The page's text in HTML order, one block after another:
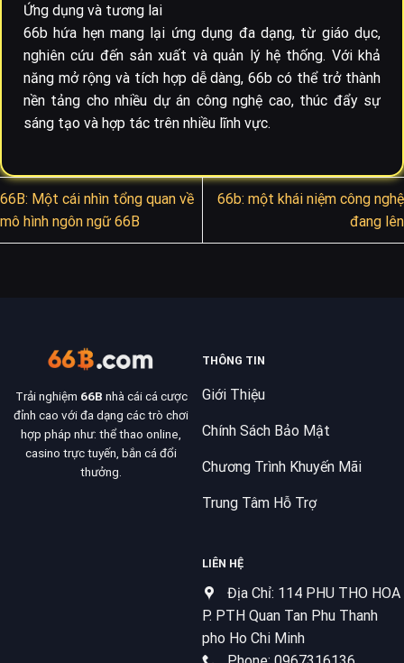
Ứng dụng và tương lai
66b hứa hẹn mang lại ứng dụng đa dạng, từ giáo dục,
nghiên cứu đến sản xuất và quản lý hệ thống. Với khả
năng mở rộng và tích hợp dễ dàng, 66b có thể trở thành
nền tảng cho nhiều dự án công nghệ cao, thúc đẩy sự
sáng tạo và hợp tác trên nhiều lĩnh vực.
66B: Một cái nhìn tổng quan về
mô hình ngôn ngữ 66B
66b: một khái niệm công nghệ
đang lên
Trải nghiệm 66B nhà cái cá cược
đỉnh cao với đa dạng các trò chơi
hợp pháp như: thể thao online,
casino trực tuyến, bắn cá đổi
thưởng.
THÔNG TIN
Giới Thiệu
Chính Sách Bảo Mật
Chương Trình Khuyến Mãi
Trung Tâm Hỗ Trợ
LIÊN HỆ
Địa Chỉ: 114 PHU THO HOA
P. PTH Quan Tan Phu Thanh
pho Ho Chi Minh